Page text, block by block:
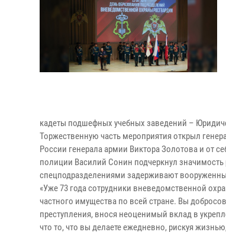
кадеты подшефных учебных заведений –
Торжественную часть мероприятия открыл
России генерала армии Виктора Золотова и от
полиции Василий Сонин подчеркнул
спецподразделениями задерживают
«Уже 73 года сотрудники вневедомственной
частного имущества по всей стране. Вы
преступления, внося неоценимый вклад в
что то, что вы делаете ежедневно, рискуя